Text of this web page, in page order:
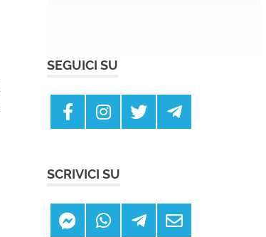
SEGUICI SU
SCRIVICI SU